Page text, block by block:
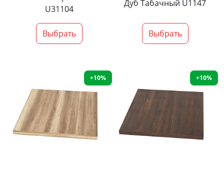
U31104
Выбрать
Дуб Табачный U1147
Выбрать
+10% +10%